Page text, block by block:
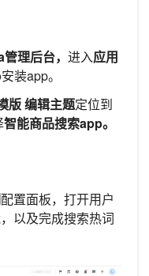
理后台， 进入应用
安装app。
版编辑主题定位到
智能商品搜索app。
配置面板，打开用户
以及完成搜索热词